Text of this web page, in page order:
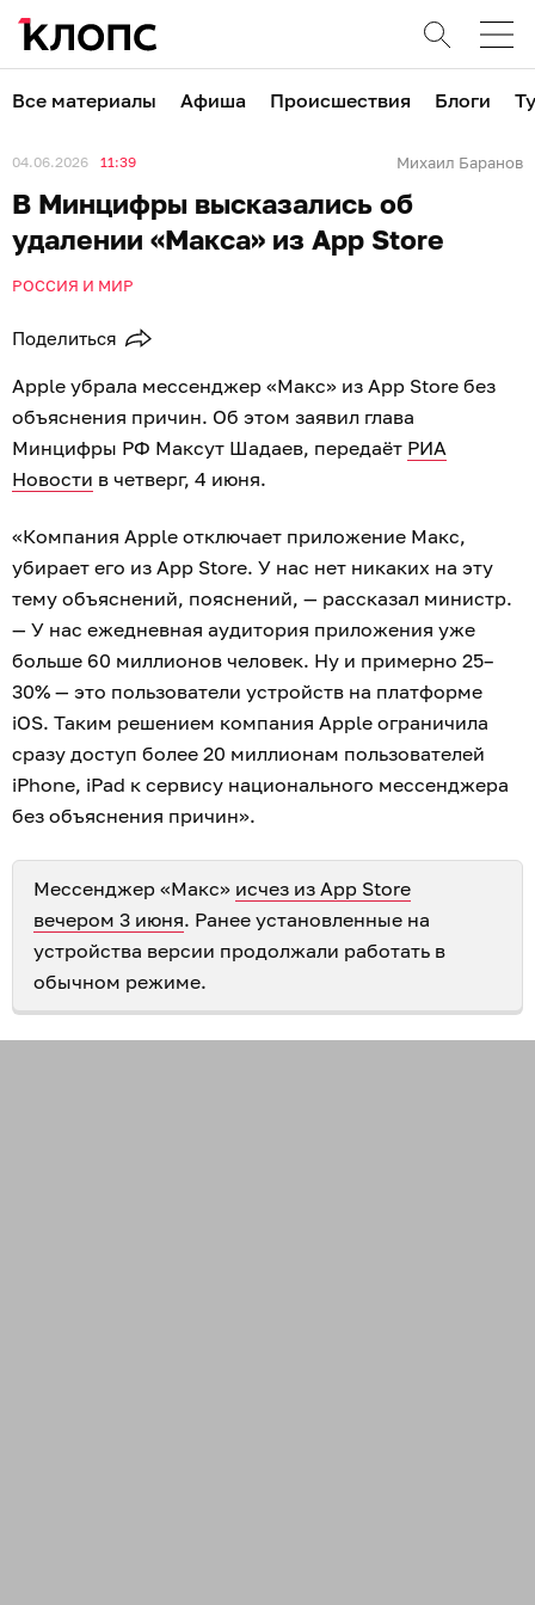
Все материалы Афиша Происшествия Блоги
04.06.2026 11:39 Михаил Баранов
В Минцифры высказались об
удалении «Макса» из App Store
РОССИЯ И МИР
Поделиться
Apple убрала мессенджер «Макс» из App Store без
объяснения причин. Об этом заявил глава
Минцифры РФ Максут Шадаев, передаёт РИА
Новости в четверг, 4 июня.
«Компания Apple отключает приложение Макс,
убирает его из App Store. У нас нет никаких на эту
тему объяснений, пояснений, — рассказал министр.
— У нас ежедневная аудитория приложения уже
больше 60 миллионов человек. Ну и примерно 25–
30% — это пользователи устройств на платформе
iOS. Таким решением компания Apple ограничила
сразу доступ более 20 миллионам пользователей
iPhone, iPad к сервису национального мессенджера
без объяснения причин».
Мессенджер «Макс» исчез из App Store
вечером 3 июня. Ранее установленные на
устройства версии продолжали работать в
обычном режиме.